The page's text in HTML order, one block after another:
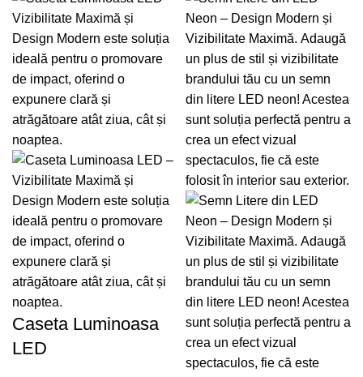
Caseta Luminoasa
LED